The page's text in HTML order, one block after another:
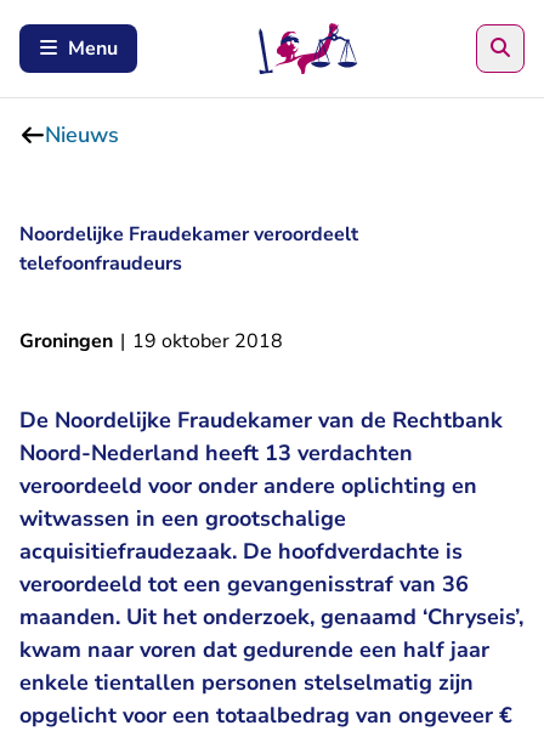
Menu
Nieuws
Noordelijke Fraudekamer veroordeelt
telefoonfraudeurs
Groningen | 19 oktober 2018
De Noordelijke Fraudekamer van de Rechtbank
Noord-Nederland heeft 13 verdachten
veroordeeld voor onder andere oplichting en
witwassen in een grootschalige
acquisitiefraudezaak. De hoofdverdachte is
veroordeeld tot een gevangenisstraf van 36
maanden. Uit het onderzoek, genaamd ‘Chryseis’,
kwam naar voren dat gedurende een half jaar
enkele tientallen personen stelselmatig zijn
opgelicht voor een totaalbedrag van ongeveer €